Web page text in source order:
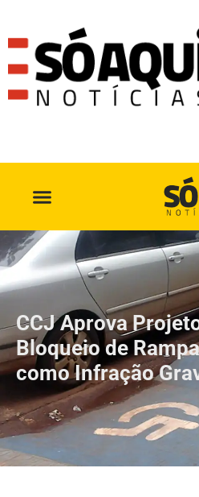
CCJ Aprova
Bloqueio de
como Infração